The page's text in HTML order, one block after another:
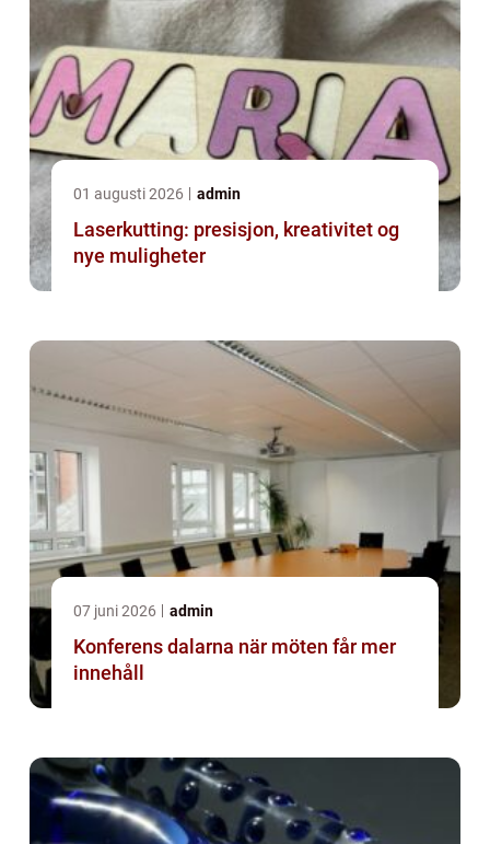
01 augusti 2026 admin
Laserkutting: presisjon, kreativitet og
nye muligheter
07 juni 2026 admin
Konferens dalarna när möten får mer
innehåll